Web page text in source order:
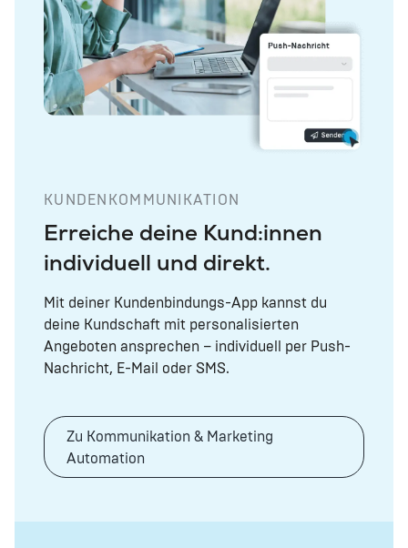
KUNDENKOMMUNIKATION
Erreiche deine Kund:innen
individuell und direkt.
Mit deiner Kundenbindungs-App kannst du
deine Kundschaft mit personalisierten
Angeboten ansprechen – individuell per Push-
Nachricht, E-Mail oder SMS.
Zu Kommunikation & Marketing
Automation